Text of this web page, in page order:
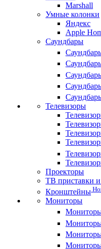
Marshall
Умные колонки
Яндекс
Apple
Саундбары
Телевизоры
Проекторы
ТВ приставки
Кронштейны
Мониторы